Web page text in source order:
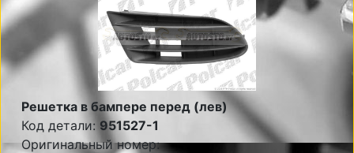
Решетка в бампере перед (лев)
Код детали: 951527-1
Оригинальный номер: